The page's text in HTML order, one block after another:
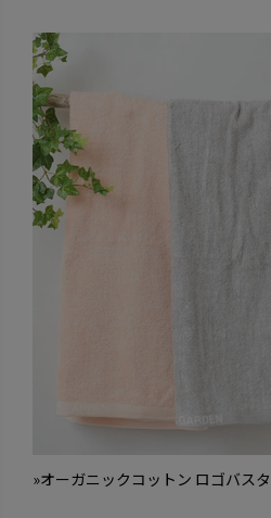
»オーガニックコットン ロゴバス